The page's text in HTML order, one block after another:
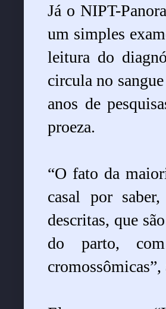
Já o NIPT-
um simples
leitura do
circula no
anos de
proeza.
“O fato da
casal por
descritas, que
do parto,